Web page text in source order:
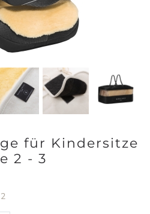
für Kindersitze
2 - 3